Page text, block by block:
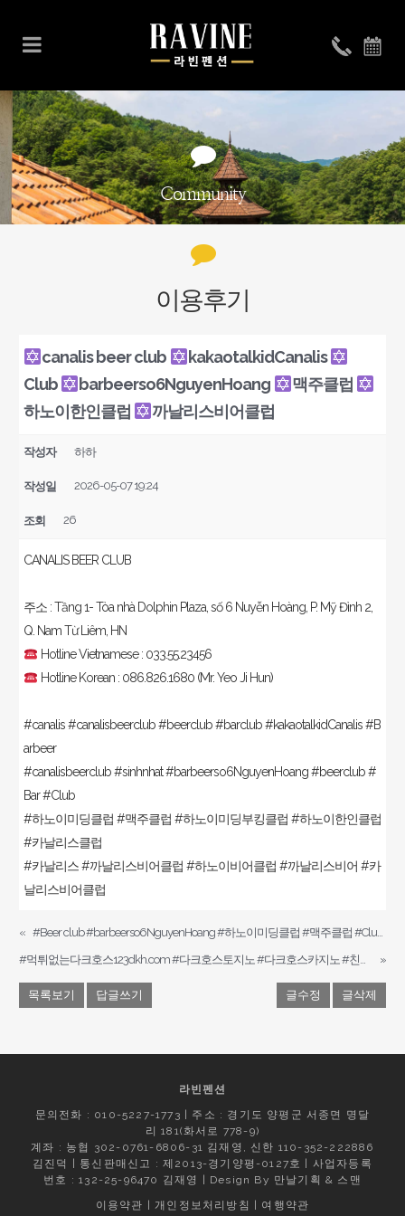
Community
이용후기
canalis beer club
kakaotalkidCanalis
Club
barbeerso6NguyenHoang
맥주클럽
하노이한인클럽
까날리스비어클럽
작성자 하하
작성일 2026-05-07 19:24
조회 26
CANALIS BEER CLUB
주소 : Tầng 1- Tòa nhà Dolphin Plaza, số 6 Nuyễn Hoàng, P. Mỹ Đình 2,
Q. Nam Từ Liêm, HN
Hotline Vietnamese : 033.55.23456
Hotline Korean : 086.826.1680 (Mr. Yeo Ji Hun)
#canalis #canalisbeerclub #beerclub #barclub #kakaotalkidCanalis #B
arbeer
#canalisbeerclub #sinhnhat #barbeerso6NguyenHoang #beerclub #
Bar #Club
#하노이미딩클럽 #맥주클럽 #하노이미딩부킹클럽 #하노이한인클럽
#카날리스클럽
#카날리스 #까날리스비어클럽 #하노이비어클럽 #까날리스비어 #카
날리스비어클럽
«
#Beer club #barbeerso6NguyenHoang #하노이미딩클럽 #맥주클럽 #Club #Bar beer #까날리스비어 #canalis beer club
#먹튀없는다크호스123dkh.com #다크호스토지노 #다크호스카지노 #친구에이전시sin-s77.com #다크호스슬롯 #파워볼게임 #폭풍전야#김건희구속#광복절특사
»
목록보기 답글쓰기 글수정 글삭제
라빈펜션
문의전화 : 010-5227-1773 | 주소 : 경기도 양평군 서종면 명달
리 181(화서로 778-9)
계좌 : 농협 302-0761-6806-31 김재영, 신한 110-352-222886
김진덕 | 통신판매신고 : 제2013-경기양평-0127호 | 사업자등록
번호 : 132-25-96470 김재영 | Design By 만날기획 & 스맨
이용약관
|개인정보처리방침 여행약관